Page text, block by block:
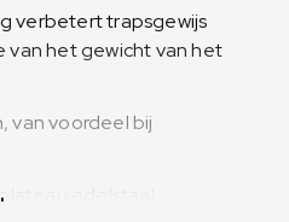
verbetert trapsgewijs
van het gewicht van het
van voordeel bij
edelstaal